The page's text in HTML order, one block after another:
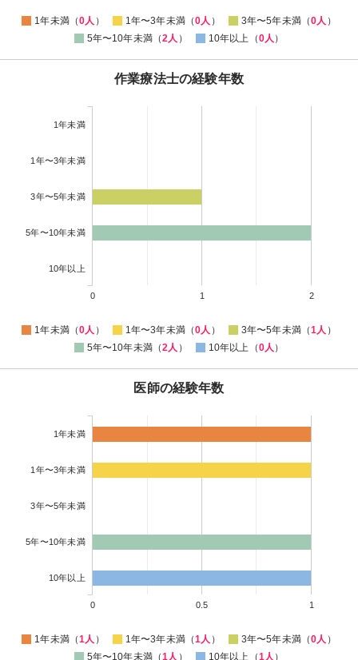
1年未満（0人 ） 1年〜3年未満（0人 ） 3年〜5年未満（0人 ）
5年〜10年未満（2人 ） 10年以上（0人 ）
作業療法士の経験年数
1年未満
1年〜3年未満
3年〜5年未満
5年〜10年未満
10年以上
0 1 2
1年未満（0人 ） 1年〜3年未満（0人 ） 3年〜5年未満（1人 ）
5年〜10年未満（2人 ） 10年以上（0人 ）
医師の経験年数
1年未満
1年〜3年未満
3年〜5年未満
5年〜10年未満
10年以上
0 0.5 1
1年未満（1人 ） 1年〜3年未満（1人 ） 3年〜5年未満（0人 ）
5年〜10年未満（1人 ） 10年以上（1人 ）